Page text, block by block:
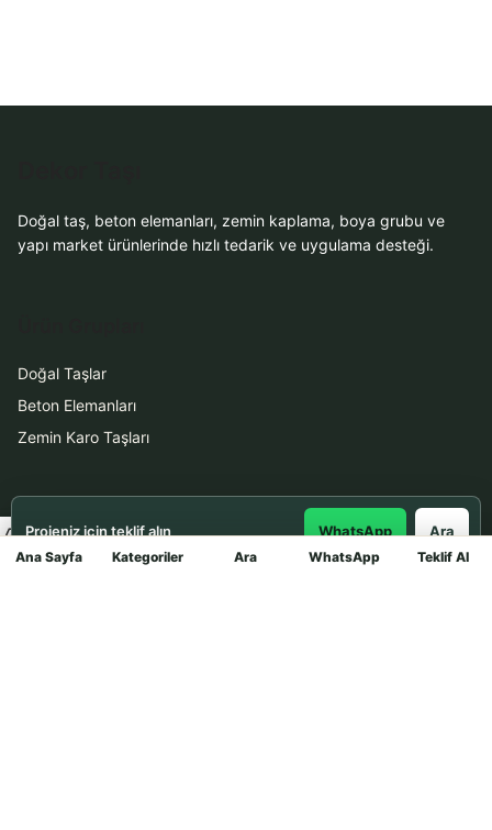
Ana Sayfa Kategoriler Ara WhatsApp Teklif Al
Doğal taş, beton elemanları, zemin kaplama, boya grubu ve
yapı market ürünlerinde hızlı tedarik ve uygulama desteği.
Doğal Taşlar
Beton Elemanları
Zemin Karo Taşları
Hizmetler
Uygulama
Projeniz için teklif alın WhatsApp Ara